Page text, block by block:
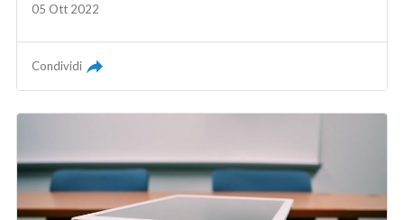
05 Ott 2022
Condividi